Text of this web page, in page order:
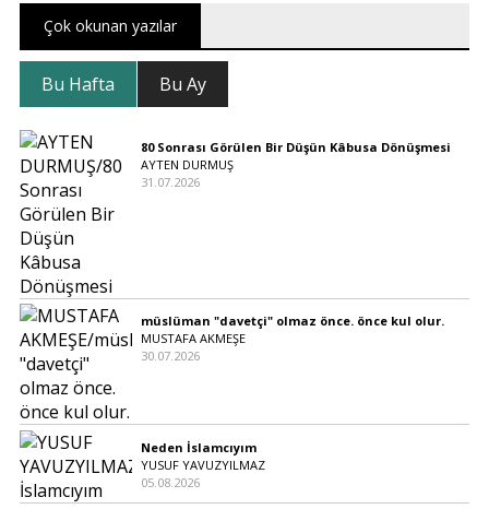
Çok okunan yazılar
Bu Hafta Bu Ay
80 Sonrası Görülen Bir Düşün Kâbusa Dönüşmesi
AYTEN DURMUŞ
31.07.2026
müslüman "davetçi" olmaz önce. önce kul olur.
MUSTAFA AKMEŞE
30.07.2026
Neden İslamcıyım
YUSUF YAVUZYILMAZ
05.08.2026